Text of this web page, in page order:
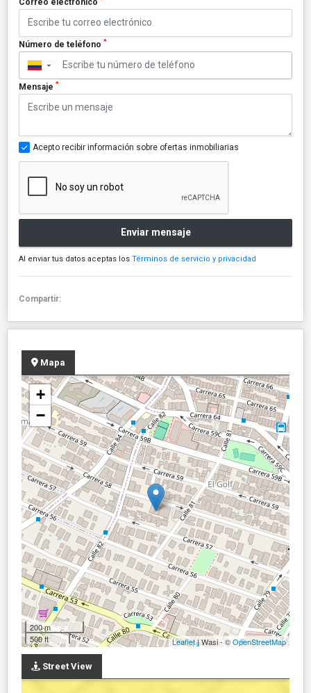
Correo electrónico
Número de teléfono *
▼
Mensaje *
Acepto recibir información sobre ofertas inmobiliarias
Enviar mensaje
Al enviar tus datos aceptas los Términos de servicio y privacidad
Compartir:
Mapa
+
−
200 m
500 ft
Leaflet| Wasi - ©OpenStreetMap
Street View